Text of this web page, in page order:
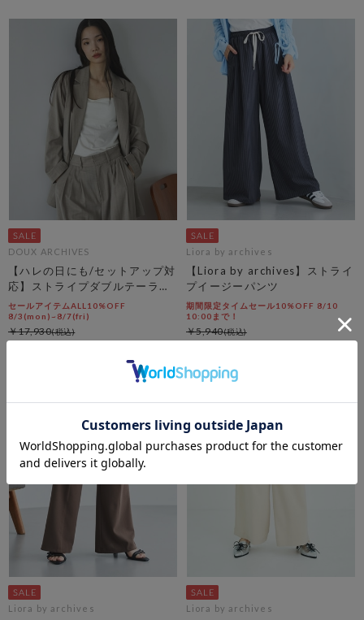
DOUX ARCHIVES
【ハレの日にも/セットアップ対
応】ストライプダブルテーラー
ドジャケット
セールアイテムALL10%OFF
8/3(mon)~8/7(fri)
￥17,930
Liora by archives
【Liora by archives】ストライ
プイージーパンツ
期間限定タイムセール10%OFF 8/10
10:00まで！
￥5,940
Liora by archives Liora by archives